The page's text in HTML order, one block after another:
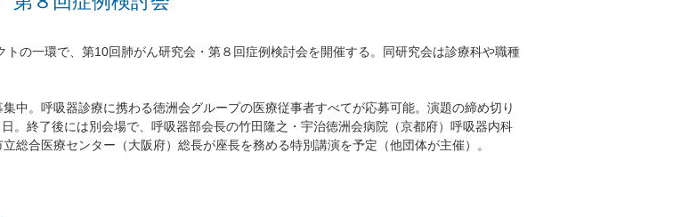
の一環で、第10回肺がん研究会・第８回症例検討会を開催する。同研究会は診療科や職種
中。呼吸器診療に携わる徳洲会グループの医療従事者すべてが応募可能。演題の締め切り
。終了後には別会場で、呼吸器部会長の竹田隆之・宇治徳洲会病院（京都府）呼吸器内科
総合医療センター（大阪府）総長が座長を務める特別講演を予定（他団体が主催）。